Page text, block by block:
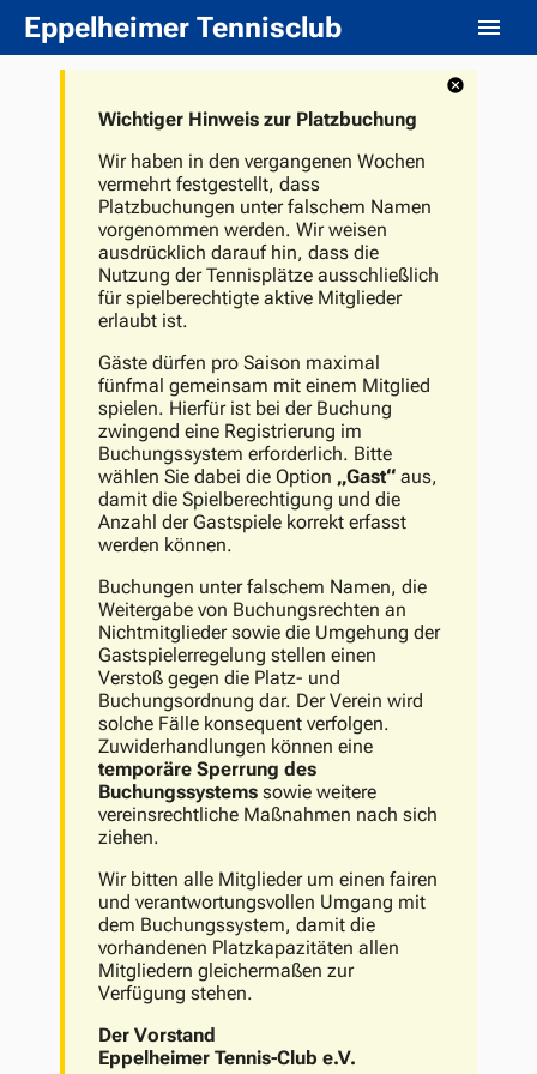
Eppelheimer Tennisclub
Wichtiger Hinweis zur Platzbuchung
Wir haben in den vergangenen Wochen
vermehrt festgestellt, dass
Platzbuchungen unter falschem Namen
vorgenommen werden. Wir weisen
ausdrücklich darauf hin, dass die
Nutzung der Tennisplätze ausschließlich
für spielberechtigte aktive Mitglieder
erlaubt ist.
Gäste dürfen pro Saison maximal
fünfmal gemeinsam mit einem Mitglied
spielen. Hierfür ist bei der Buchung
zwingend eine Registrierung im
Buchungssystem erforderlich. Bitte
wählen Sie dabei die Option „Gast“ aus,
damit die Spielberechtigung und die
Anzahl der Gastspiele korrekt erfasst
werden können.
Buchungen unter falschem Namen, die
Weitergabe von Buchungsrechten an
Nichtmitglieder sowie die Umgehung der
Gastspielerregelung stellen einen
Verstoß gegen die Platz- und
Buchungsordnung dar. Der Verein wird
solche Fälle konsequent verfolgen.
Zuwiderhandlungen können eine
temporäre Sperrung des
Buchungssystems sowie weitere
vereinsrechtliche Maßnahmen nach sich
ziehen.
Wir bitten alle Mitglieder um einen fairen
und verantwortungsvollen Umgang mit
dem Buchungssystem, damit die
vorhandenen Platzkapazitäten allen
Mitgliedern gleichermaßen zur
Verfügung stehen.
Der Vorstand
Eppelheimer Tennis-Club e.V.